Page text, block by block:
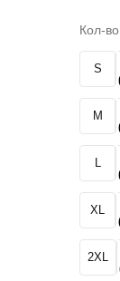
Кол-во
S
M
L
XL
2XL